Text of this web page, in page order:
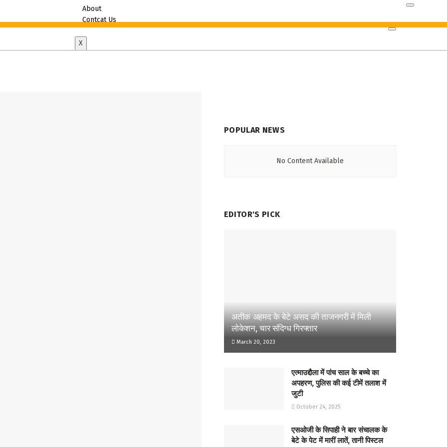
About
Contcat Us
X
POPULAR NEWS
No Content Available
EDITOR'S PICK
अतीक अहमद के बेटे असद की ताजनगरी में मिली
लोकेशन, चार संदिग्ध गिरफ्तार
March 20, 2023
एत्माउद्दौला में पांच साल के बच्चे का
अपहरण, पुलिस की कई टीमें तलाश में
जुटी
October 24, 2025
एसओजी के सिपाही ने बार संचालक के
बेटे के पेट में मारीं लातें, तानी पिस्टल